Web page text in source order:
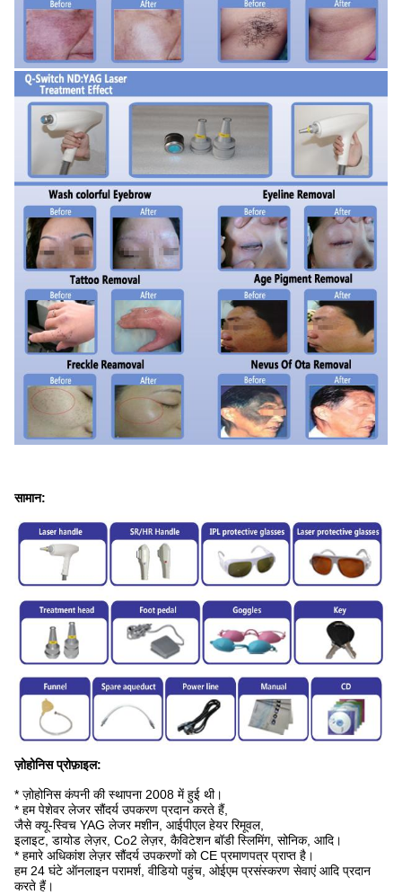
सामान:
ज़ोहोनिस प्रोफ़ाइल:
* ज़ोहोनिस कंपनी की स्थापना 2008 में हुई थी।
* हम पेशेवर लेजर सौंदर्य उपकरण प्रदान करते हैं,
जैसे क्यू-स्विच YAG लेजर मशीन, आईपीएल हेयर रिमूवल,
इलाइट, डायोड लेज़र, Co2 लेज़र, कैविटेशन बॉडी स्लिमिंग, सोनिक, आदि।
* हमारे अधिकांश लेज़र सौंदर्य उपकरणों को CE प्रमाणपत्र प्राप्त है।
हम 24 घंटे ऑनलाइन परामर्श, वीडियो पहुंच, ओईएम प्रसंस्करण सेवाएं आदि प्रदान
करते हैं।